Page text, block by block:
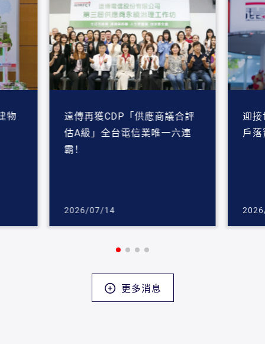
物
遠傳再獲CDP「供應商議合評
估A級」全台電信業唯一六連
霸！
2026/07/14
迎
戶
更多消息